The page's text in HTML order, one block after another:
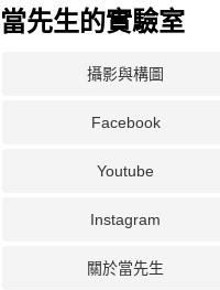
當先生的實驗室
攝影與構圖
Facebook
Youtube
Instagram
關於當先生